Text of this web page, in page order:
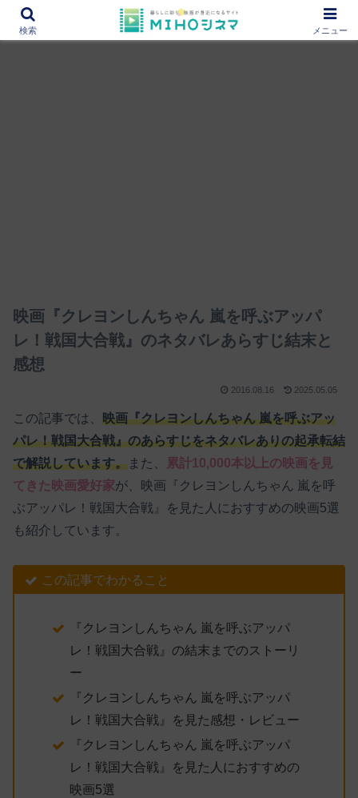
12000作品を紹介！あなたの映画図書館『MIHOシネマ』
映画『クレヨンしんちゃん 嵐を呼ぶアッパ
レ！戦国大合戦』のネタバレあらすじ結末と
感想
2016.08.16 2025.05.05
この記事では、 映画『クレヨンしんちゃん 嵐を呼ぶアッ
パレ！戦国大合戦』のあらすじをネタバレありの起承転結
で解説しています。 また、
累計10,000本以上の映画を見
てきた映画愛好家が、映画『クレヨンしんちゃん 嵐を呼
ぶアッパレ！戦国大合戦』を見た人におすすめの映画5選
も紹介しています。
この記事でわかること
『クレヨンしんちゃん 嵐を呼ぶアッパ
レ！戦国大合戦』の結末までのストーリ
ー
『クレヨンしんちゃん 嵐を呼ぶアッパ
レ！戦国大合戦』を見た感想・レビュー
『クレヨンしんちゃん 嵐を呼ぶアッパ
レ！戦国大合戦』を見た人におすすめの
映画5選
検索 メニュー